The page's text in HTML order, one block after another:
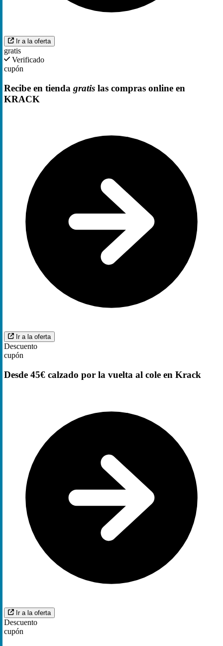
Ir a la oferta
gratis
Verificado
cupón
Recibe en tienda gratis las compras online en
KRACK
Ir a la oferta
Descuento
cupón
Desde 45€ calzado por la vuelta al cole en Krack
Ir a la oferta
Descuento
cupón